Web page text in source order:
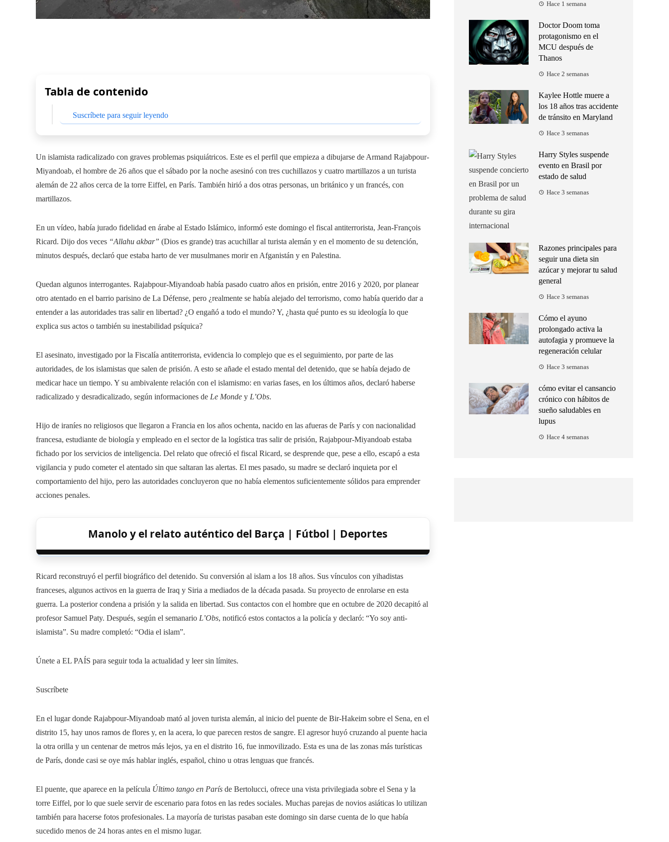
Tabla de contenido
Suscríbete para seguir leyendo
Un islamista radicalizado con graves problemas psiquiátricos. Este es el perfil que empieza a dibujarse de Armand Rajabpour-
Miyandoab, el hombre de 26 años que el sábado por la noche asesinó con tres cuchillazos y cuatro martillazos a un turista
alemán de 22 años cerca de la torre Eiffel, en París. También hirió a dos otras personas, un británico y un francés, con
martillazos.
En un vídeo, había jurado fidelidad en árabe al Estado Islámico, informó este domingo el fiscal antiterrorista, Jean-François
Ricard. Dijo dos veces “Allahu akbar” (Dios es grande) tras acuchillar al turista alemán y en el momento de su detención,
minutos después, declaró que estaba harto de ver musulmanes morir en Afganistán y en Palestina.
Quedan algunos interrogantes. Rajabpour-Miyandoab había pasado cuatro años en prisión, entre 2016 y 2020, por planear
otro atentado en el barrio parisino de La Défense, pero ¿realmente se había alejado del terrorismo, como había querido dar a
entender a las autoridades tras salir en libertad? ¿O engañó a todo el mundo? Y, ¿hasta qué punto es su ideología lo que
explica sus actos o también su inestabilidad psíquica?
El asesinato, investigado por la Fiscalía antiterrorista, evidencia lo complejo que es el seguimiento, por parte de las
autoridades, de los islamistas que salen de prisión. A esto se añade el estado mental del detenido, que se había dejado de
medicar hace un tiempo. Y su ambivalente relación con el islamismo: en varias fases, en los últimos años, declaró haberse
radicalizado y desradicalizado, según informaciones de Le Monde y L’Obs.
Hijo de iraníes no religiosos que llegaron a Francia en los años ochenta, nacido en las afueras de París y con nacionalidad
francesa, estudiante de biología y empleado en el sector de la logística tras salir de prisión, Rajabpour-Miyandoab estaba
fichado por los servicios de inteligencia. Del relato que ofreció el fiscal Ricard, se desprende que, pese a ello, escapó a esta
vigilancia y pudo cometer el atentado sin que saltaran las alertas. El mes pasado, su madre se declaró inquieta por el
comportamiento del hijo, pero las autoridades concluyeron que no había elementos suficientemente sólidos para emprender
acciones penales.
Manolo y el relato auténtico del Barça | Fútbol | Deportes
Ricard reconstruyó el perfil biográfico del detenido. Su conversión al islam a los 18 años. Sus vínculos con yihadistas
franceses, algunos activos en la guerra de Iraq y Siria a mediados de la década pasada. Su proyecto de enrolarse en esta
guerra. La posterior condena a prisión y la salida en libertad. Sus contactos con el hombre que en octubre de 2020 decapitó al
profesor Samuel Paty. Después, según el semanario L’Obs, notificó estos contactos a la policía y declaró: “Yo soy anti-
islamista”. Su madre completó: “Odia el islam”.
Únete a EL PAÍS para seguir toda la actualidad y leer sin límites.
Suscríbete
En el lugar donde Rajabpour-Miyandoab mató al joven turista alemán, al inicio del puente de Bir-Hakeim sobre el Sena, en el
distrito 15, hay unos ramos de flores y, en la acera, lo que parecen restos de sangre. El agresor huyó cruzando al puente hacia
la otra orilla y un centenar de metros más lejos, ya en el distrito 16, fue inmovilizado. Esta es una de las zonas más turísticas
de París, donde casi se oye más hablar inglés, español, chino u otras lenguas que francés.
El puente, que aparece en la película Último tango en París de Bertolucci, ofrece una vista privilegiada sobre el Sena y la
torre Eiffel, por lo que suele servir de escenario para fotos en las redes sociales. Muchas parejas de novios asiáticas lo utilizan
también para hacerse fotos profesionales. La mayoría de turistas pasaban este domingo sin darse cuenta de lo que había
sucedido menos de 24 horas antes en el mismo lugar.
Hace 1 semana
Doctor Doom toma
protagonismo en el
MCU después de
Thanos
Hace 2 semanas
Kaylee Hottle muere a
los 18 años tras accidente
de tránsito en Maryland
Hace 3 semanas
Harry Styles suspende
evento en Brasil por
estado de salud
Hace 3 semanas
Razones principales para
seguir una dieta sin
azúcar y mejorar tu salud
general
Hace 3 semanas
Cómo el ayuno
prolongado activa la
autofagia y promueve la
regeneración celular
Hace 3 semanas
cómo evitar el cansancio
crónico con hábitos de
sueño saludables en
lupus
Hace 4 semanas